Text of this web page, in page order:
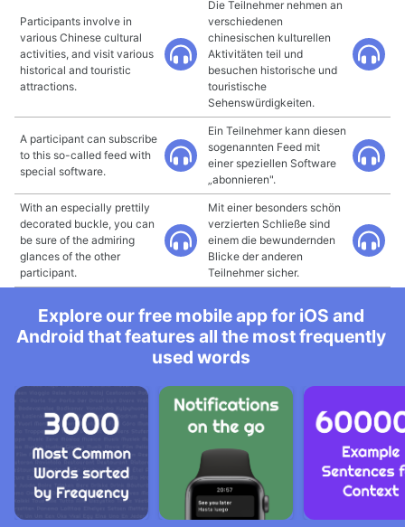
Participants involve in
various Chinese cultural
activities, and visit various
historical and touristic
attractions.
Die Teilnehmer nehmen an
verschiedenen
chinesischen kulturellen
Aktivitäten teil und
besuchen historische und
touristische
Sehenswürdigkeiten.
A participant can subscribe
to this so-called feed with
special software.
Ein Teilnehmer kann diesen
sogenannten Feed mit
einer speziellen Software
„abonnieren".
With an especially prettily
decorated buckle, you can
be sure of the admiring
glances of the other
participant.
Mit einer besonders schön
verzierten Schließe sind
einem die bewundernden
Blicke der anderen
Teilnehmer sicher.
Explore our free mobile app for iOS and
Android that features all the most frequently
used words